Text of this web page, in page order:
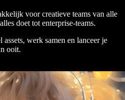
voor creatieve teams van alle
doet tot enterprise-teams.
werk samen en lanceer je
ooit.